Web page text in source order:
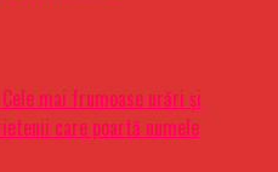
Cele mai frumoase urări şi
care poartă numele